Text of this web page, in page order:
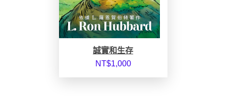
誠實和生存
NT$1,000